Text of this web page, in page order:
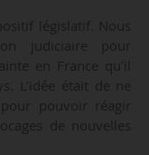
législatif. Nous
judiciaire pour
en France qu’il
L’idée était de ne
pouvoir réagir
de nouvelles